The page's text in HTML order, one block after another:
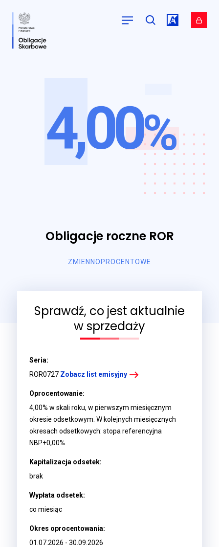
serwisu.
serwisu.
4,00%
Obligacje roczne ROR
ZMIENNOPROCENTOWE
Sprawdź, co jest aktualnie
w sprzedaży
Seria:
ROR0727 Zobacz list emisyjny
Oprocentowanie:
4,00% w skali roku, w pierwszym miesięcznym
okresie odsetkowym. W kolejnych miesięcznych
okresach odsetkowych: stopa referencyjna
NBP+0,00%.
Kapitalizacja odsetek:
brak
Wypłata odsetek:
co miesiąc
Okres oprocentowania:
01.07.2026 - 30.09.2026